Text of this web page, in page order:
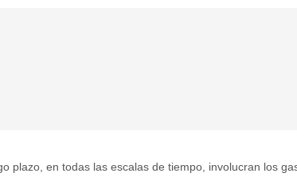
en todas las escalas de tiempo, involucran los